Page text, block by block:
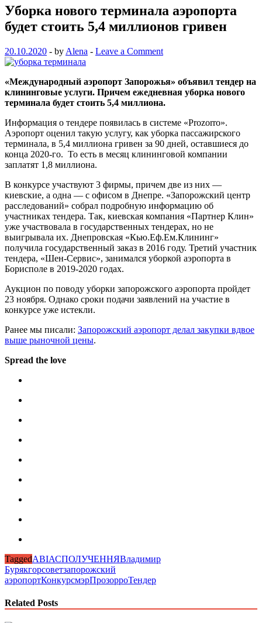
Уборка нового терминала аэропорта
будет стоить 5,4 миллионов гривен
20.10.2020 - by Alena - Leave a Comment
«Международный аэропорт Запорожья» объявил тендер на
клининговые услуги. Причем ежедневная уборка нового
терминала будет стоить 5,4 миллиона.
Информация о тендере появилась в системе «Prozorro».
Аэропорт оценил такую услугу, как уборка пассажирского
терминала, в 5,4 миллиона гривен за 90 дней, оставшиеся до
конца 2020-го. То есть в месяц клининговой компании
заплатят 1,8 миллиона.
В конкурсе участвуют 3 фирмы, причем две из них —
киевские, а одна — с офисом в Днепре. «Запорожский центр
расследований» собрал подробную информацию об
участниках тендера. Так, киевская компания «Партнер Клин»
уже участвовала в государственных тендерах, но не
выигрывала их. Днепровская «Кью.Еф.Ем.Клининг»
получила государственный заказ в 2016 году. Третий участник
тендера, «Шен-Сервис», занимался уборкой аэропорта в
Борисполе в 2019-2020 годах.
Аукцион по поводу уборки запорожского аэропорта пройдет
23 ноября. Однако сроки подачи заявлений на участие в
конкурсе уже истекли.
Ранее мы писали: Запорожский аэропорт делал закупки вдвое
выше рыночной цены.
Spread the love
TaggedАВІАСПОЛУЧЕННЯВладимир
Бурякгорсоветзапорожский
аэропортКонкурсмэрПрозорроТендер
Related Posts